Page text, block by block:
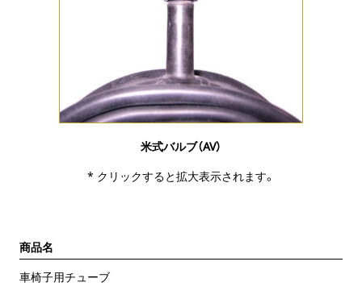
米式バルブ（AV）
* クリックすると拡大表示されます。
商品名
車椅子用チューブ